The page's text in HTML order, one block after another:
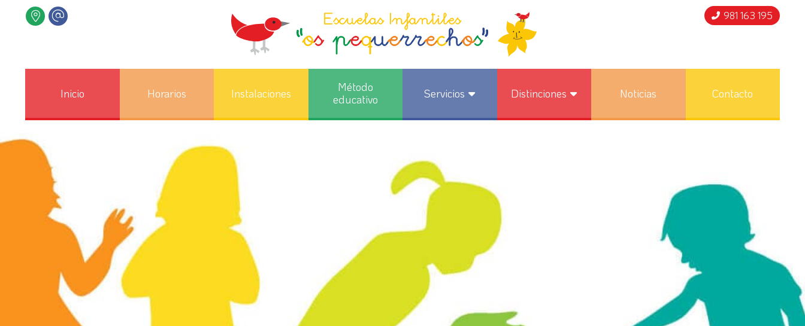
981 163 195
Inicio Horarios Instalaciones
Método
educativo
Servicios Distinciones Noticias Contacto